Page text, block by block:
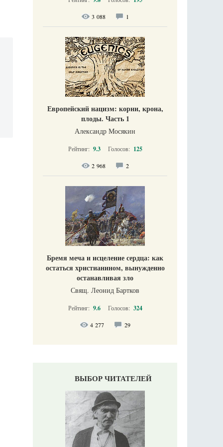
3 088 1
Европейский нацизм: корни, крона,
плоды. Часть 1
Александр Мосякин
Рейтинг: 9.3 Голосов: 125
2 968 2
Бремя меча и исцеление сердца: как
остаться христианином, вынужденно
останавливая зло
Свящ. Леонид Бартков
Рейтинг: 9.6 Голосов: 324
4 277 29
ВЫБОР ЧИТАТЕЛЕЙ